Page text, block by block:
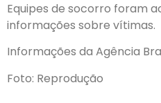
Equipes de socorro foram
informações sobre vítimas.
Informações da Agência
Foto: Reprodução